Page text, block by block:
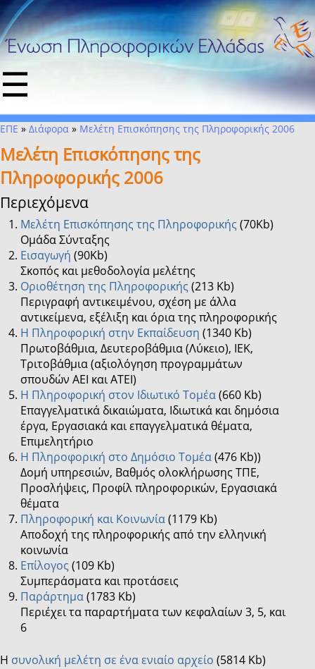
☰
ΕΠΕ » Διάφορα » Mελέτη Επισκόπησης της Πληροφορικής 2006
Mελέτη Επισκόπησης της
Πληροφορικής 2006
Περιεχόμενα
Mελέτη Επισκόπησης της Πληροφορικής (70Kb)
Ομάδα Σύνταξης
Εισαγωγή (90Kb)
Σκοπός και μεθοδολογία μελέτης
Οριοθέτηση της Πληροφορικής (213 Kb)
Περιγραφή αντικειμένου, σχέση με άλλα
αντικείμενα, εξέλιξη και όρια της πληροφορικής
Η Πληροφορική στην Εκπαίδευση (1340 Kb)
Πρωτοβάθμια, Δευτεροβάθμια (Λύκειο), ΙΕΚ,
Τριτοβάθμια (αξιολόγηση προγραμμάτων
σπουδών ΑΕΙ και ΑΤΕΙ)
Η Πληροφορική στον Ιδιωτικό Τομέα(660 Kb)
Επαγγελματικά δικαιώματα, Ιδιωτικά και δημόσια
έργα, Εργασιακά και επαγγελματικά θέματα,
Επιμελητήριο
Η Πληροφορική στο Δημόσιο Τομέα(476 Kb))
Δομή υπηρεσιών, Βαθμός ολοκλήρωσης ΤΠΕ,
Προσλήψεις, Προφίλ πληροφορικών, Εργασιακά
θέματα
Πληροφορική και Κοινωνία(1179 Kb)
Αποδοχή της πληροφορικής από την ελληνική
κοινωνία
Επίλογος (109 Kb)
Συμπεράσματα και προτάσεις
Παράρτημα(1783 Kb)
Περιέχει τα παραρτήματα των κεφαλαίων 3, 5, και
6
Η συνολική μελέτη σε ένα ενιαίο αρχείο (5814 Kb)